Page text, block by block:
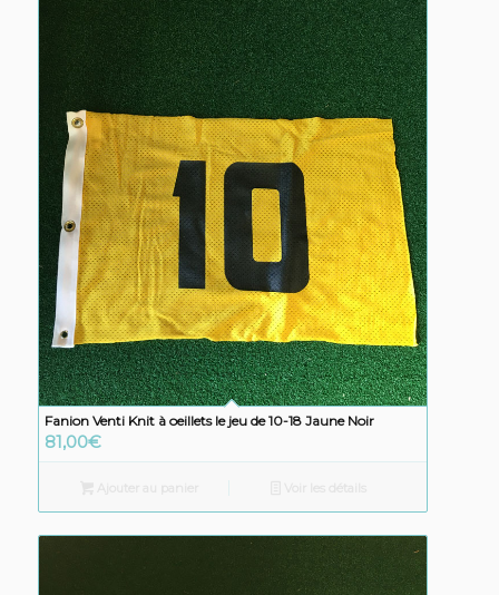
Fanion Venti Knit à oeillets le jeu de 10-18 Jaune Noir
81,00€